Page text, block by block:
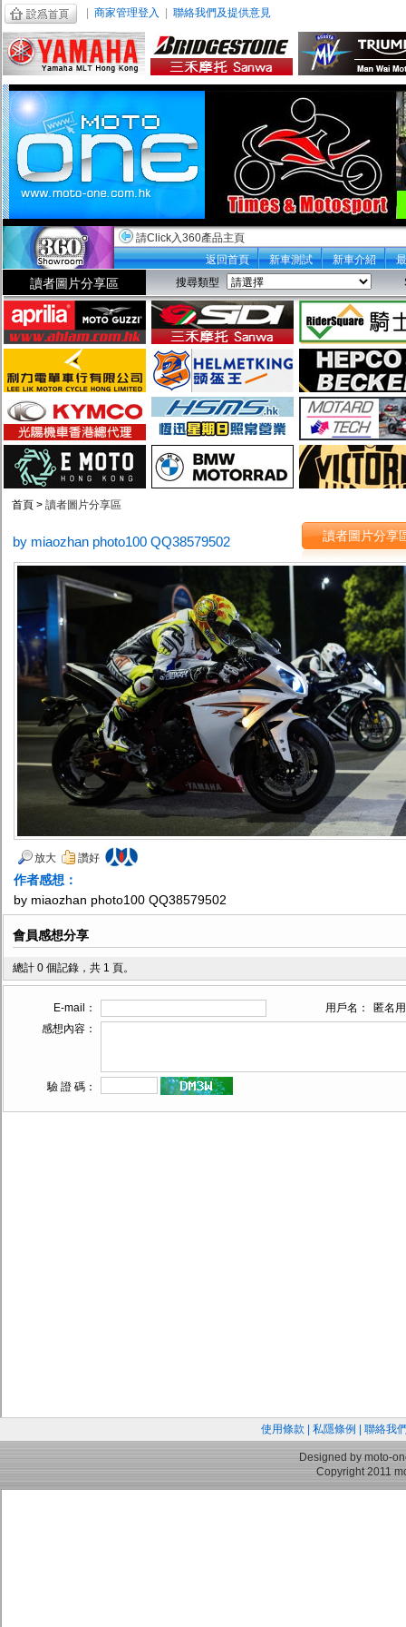
商家管理登入 聯絡我們及提供意見
請Click入360產品主頁
返回首頁
新車測試 新車介紹
讀者圖片分享區 搜尋類型
首頁 > 讀者圖片分享區
by miaozhan photo100 QQ38579502 讀者圖片分享
放大 讚好
作者感想：
by miaozhan photo100 QQ38579502
會員感想分享
總計 0 個記錄，共 1 頁。
E-mail： 用戶名：
匿名
感想內容：
驗 證 碼：
使用條款 私隱條例 聯絡我
Designed by moto-
Copyright 2011